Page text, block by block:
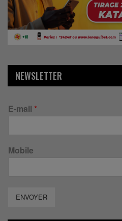
NEWSLETTER
E-mail *
Mobile
ENVOYER